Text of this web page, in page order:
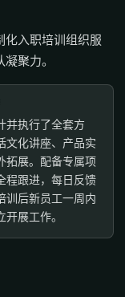
化入职培训组织服
聚力。
并执行了全套方
文化讲座、产品实
拓展。配备专属项
程跟进，每日反馈
训后新员工一周内
开展工作。